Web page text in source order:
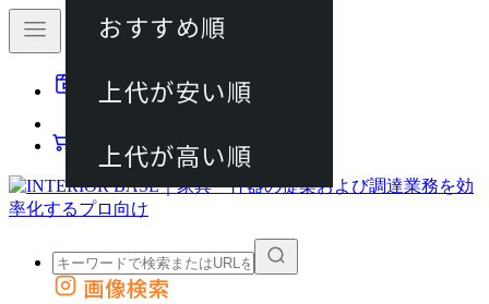
動画マニュアル
カート
外部サイトの商品をカートに追加
画像検索
おすすめ順
上代が安い順
上代が高い順